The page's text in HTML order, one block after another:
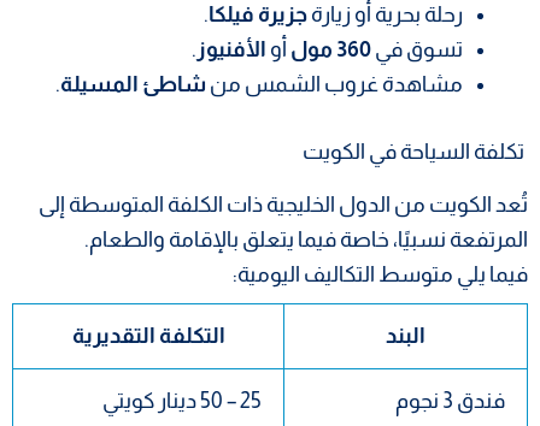
رحلة بحرية أو زيارة جزيرة فيلكا.
تسوق في 360 مول أو الأفنيوز .
مشاهدة غروب الشمس من شاطئ المسيلة.
تكلفة السياحة في الكويت
تُعد الكويت من الدول الخليجية ذات الكلفة المتوسطة إلى
المرتفعة نسبيًا، خاصة فيما يتعلق بالإقامة والطعام.
فيما يلي متوسط التكاليف اليومية:
البند التكلفة التقديرية
فندق 3 نجوم 25 – 50 دينار كويتي